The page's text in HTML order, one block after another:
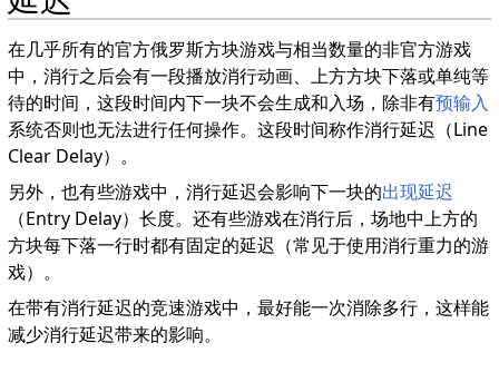
在几乎所有的官方俄罗斯方块游戏与相当数量的非官方游戏
中，消行之后会有一段播放消行动画、上方方块下落或单纯等
待的时间，这段时间内下一块不会生成和入场，除非有预输入
系统否则也无法进行任何操作。这段时间称作消行延迟（Line
Clear Delay）。
另外，也有些游戏中，消行延迟会影响下一块的出现延迟
（Entry Delay）长度。还有些游戏在消行后，场地中上方的
方块每下落一行时都有固定的延迟（常见于使用消行重力的游
戏）。
在带有消行延迟的竞速游戏中，最好能一次消除多行，这样能
减少消行延迟带来的影响。